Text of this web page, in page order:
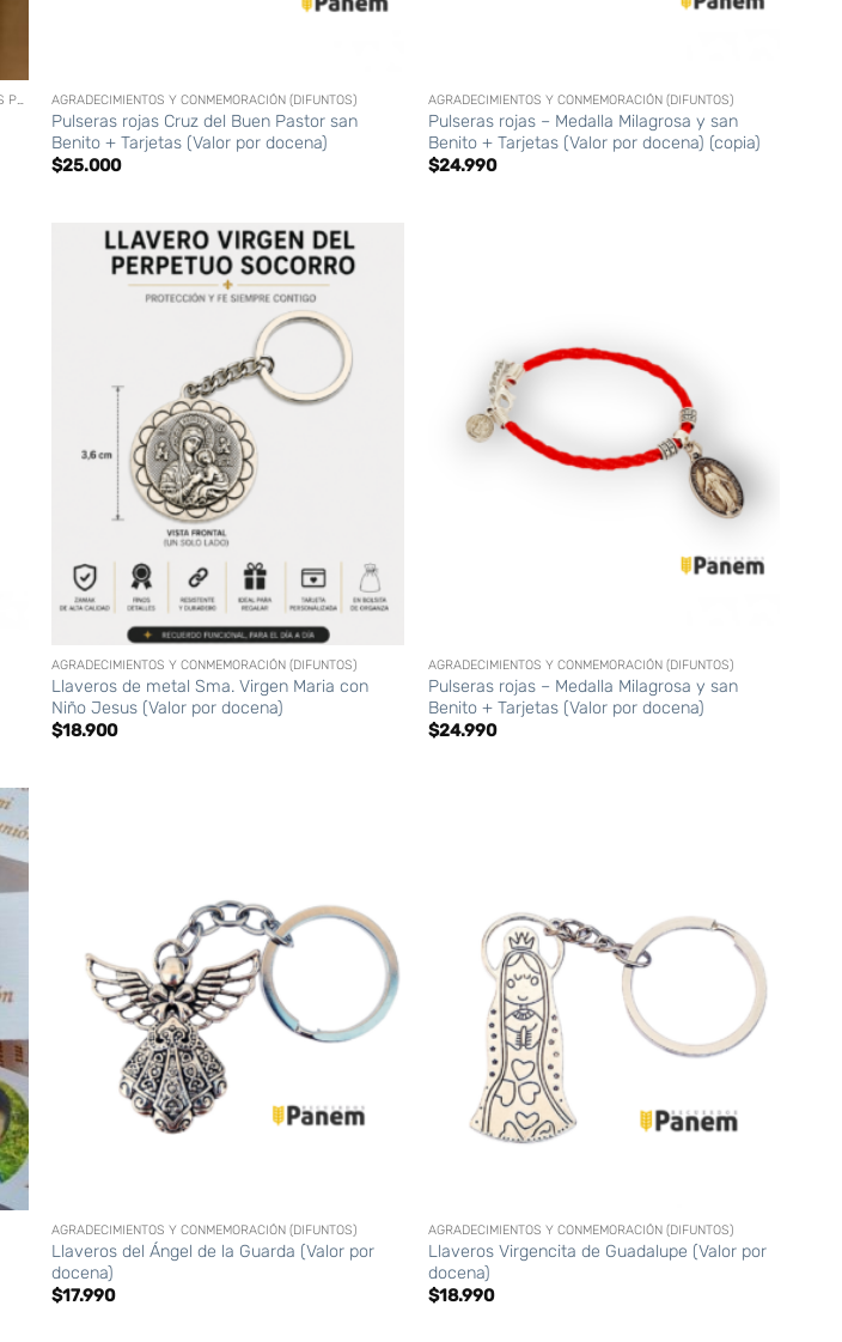
ACCESORIOS (CRUCES, BRAZALETES, CORONAS,CIRIOS PERSONALIZADOS, ETC) AGRADECIMIENTOS Y CONMEMORACIÓN (DIFUNTOS)
Pulseras rojas Cruz del Buen Pastor san
Benito + Tarjetas (Valor por docena)
$25.000
AGRADECIMIENTOS Y CONMEMORACIÓN (DIFUNTOS)
Pulseras rojas – Medalla Milagrosa y san
Benito + Tarjetas (Valor por docena) (copia)
$24.990
AGRADECIMIENTOS Y CONMEMORACIÓN (DIFUNTOS)
Llaveros de metal Sma. Virgen Maria con
Niño Jesus (Valor por docena)
$18.900
AGRADECIMIENTOS Y CONMEMORACIÓN (DIFUNTOS)
Pulseras rojas – Medalla Milagrosa y san
Benito + Tarjetas (Valor por docena)
$24.990
AGRADECIMIENTOS Y CONMEMORACIÓN (DIFUNTOS)
Llaveros del Ángel de la Guarda (Valor por
docena)
$17.990
AGRADECIMIENTOS Y CONMEMORACIÓN (DIFUNTOS)
Llaveros Virgencita de Guadalupe (Valor por
docena)
$18.990